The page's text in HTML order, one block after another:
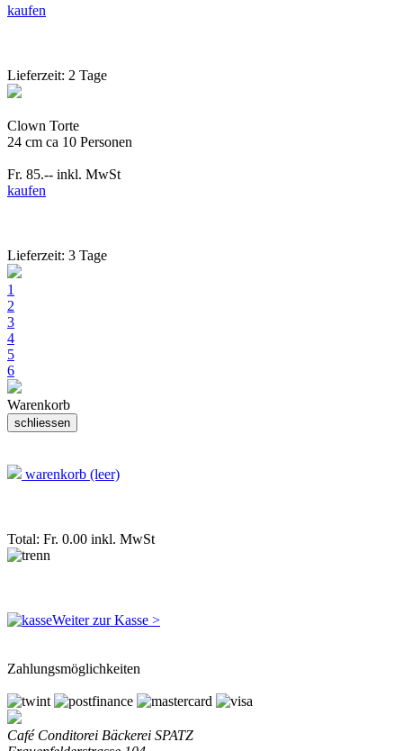
kaufen
Lieferzeit: 2 Tage
Clown Torte
24 cm ca 10 Personen
Fr. 85.-- inkl. MwSt
kaufen
Lieferzeit: 3 Tage
1
2
3
4
5
6
Warenkorb
warenkorb (leer)
Total: Fr. 0.00 inkl. MwSt
Weiter zur Kasse >
Zahlungsmöglichkeiten
Café Conditorei Bäckerei SPATZ